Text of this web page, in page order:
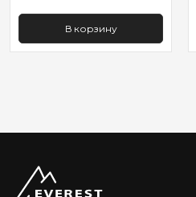
В корзину